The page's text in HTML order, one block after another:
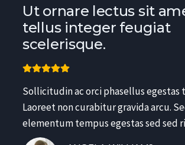
Ut ornare lectus sit
tellus integer feugiat
scelerisque.
Sollicitudin ac orci phasellus egestas
Laoreet non curabitur gravida arcu.
elementum tempus egestas sed sed